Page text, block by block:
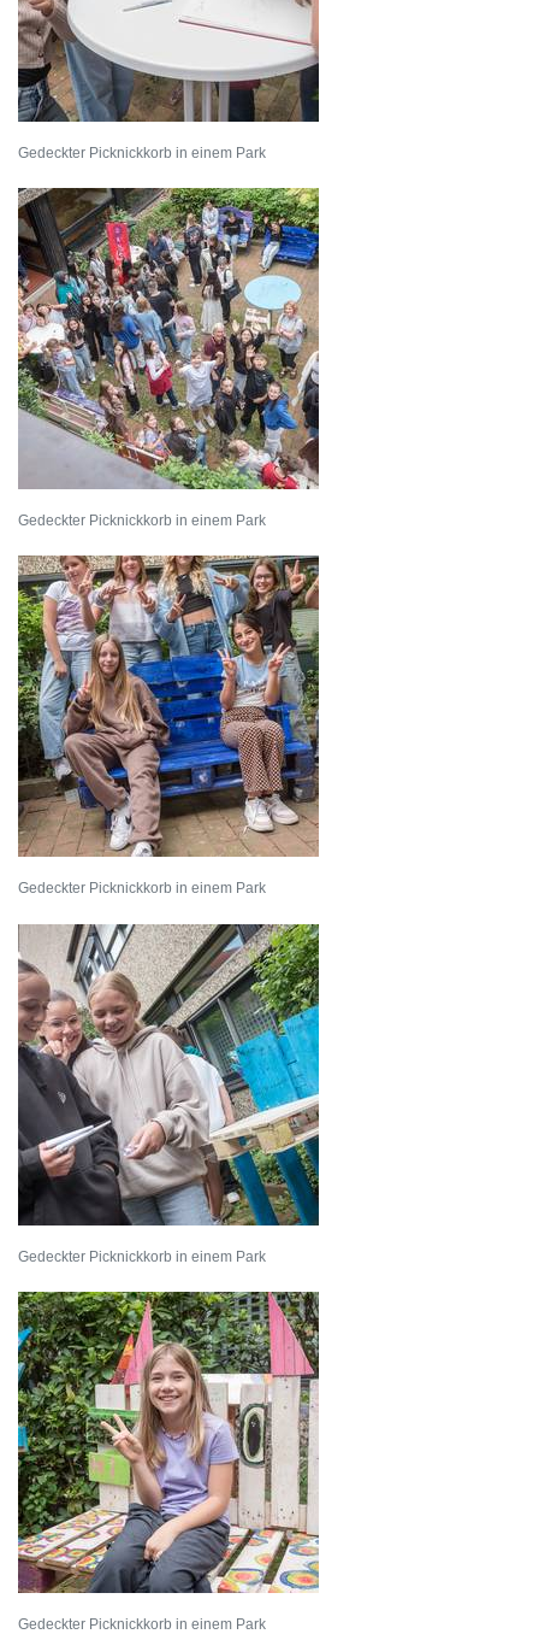
Gedeckter Picknickkorb in einem Park
Gedeckter Picknickkorb in einem Park
Gedeckter Picknickkorb in einem Park
Gedeckter Picknickkorb in einem Park
Gedeckter Picknickkorb in einem Park